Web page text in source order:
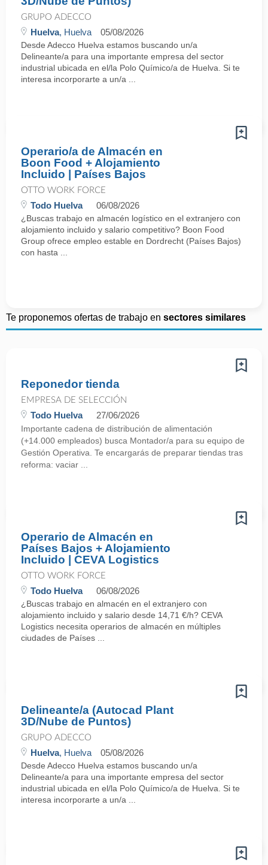
GRUPO ADECCO
Huelva, Huelva 05/08/2026
Desde Adecco Huelva estamos buscando un/a
Delineante/a para una importante empresa del sector
industrial ubicada en el/la Polo Químico/a de Huelva. Si te
interesa incorporarte a un/a ...
Operario/a de Almacén en
Boon Food + Alojamiento
Incluido | Países Bajos
OTTO WORK FORCE
Todo Huelva 06/08/2026
¿Buscas trabajo en almacén logístico en el extranjero con
alojamiento incluido y salario competitivo? Boon Food
Group ofrece empleo estable en Dordrecht (Países Bajos)
con hasta ...
Te proponemos ofertas de trabajo en sectores similares
Reponedor tienda
EMPRESA DE SELECCIÓN
Todo Huelva 27/06/2026
Importante cadena de distribución de alimentación
(+14.000 empleados) busca Montador/a para su equipo de
Gestión Operativa. Te encargarás de preparar tiendas tras
reforma: vaciar ...
Operario de Almacén en
Países Bajos + Alojamiento
Incluido | CEVA Logistics
OTTO WORK FORCE
Todo Huelva 06/08/2026
¿Buscas trabajo en almacén en el extranjero con
alojamiento incluido y salario desde 14,71 €/h? CEVA
Logistics necesita operarios de almacén en múltiples
ciudades de Países ...
Delineante/a (Autocad Plant
3D/Nube de Puntos)
GRUPO ADECCO
Huelva, Huelva 05/08/2026
Desde Adecco Huelva estamos buscando un/a
Delineante/a para una importante empresa del sector
industrial ubicada en el/la Polo Químico/a de Huelva. Si te
interesa incorporarte a un/a ...